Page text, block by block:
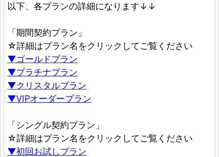
以下、各プランの詳細になります↓↓
「期間契約プラン」
☆詳細はプラン名をクリックしてご覧ください
▼ゴールドプラン
▼プラチナプラン
▼クリスタルプラン
▼VIPオーダープラン
「シングル契約プラン」
☆詳細はプラン名をクリックしてご覧ください
▼初回お試しプラン